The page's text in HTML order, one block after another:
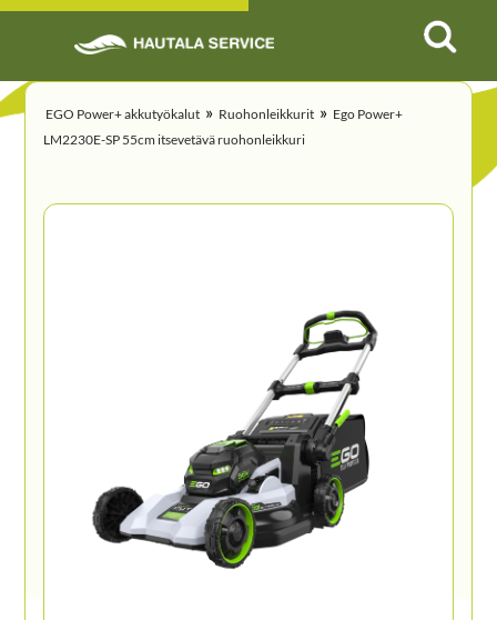
EGO Power+ akkutyökalut » Ruohonleikkurit » Ego Power+
LM2230E-SP 55cm itsevetävä ruohonleikkuri